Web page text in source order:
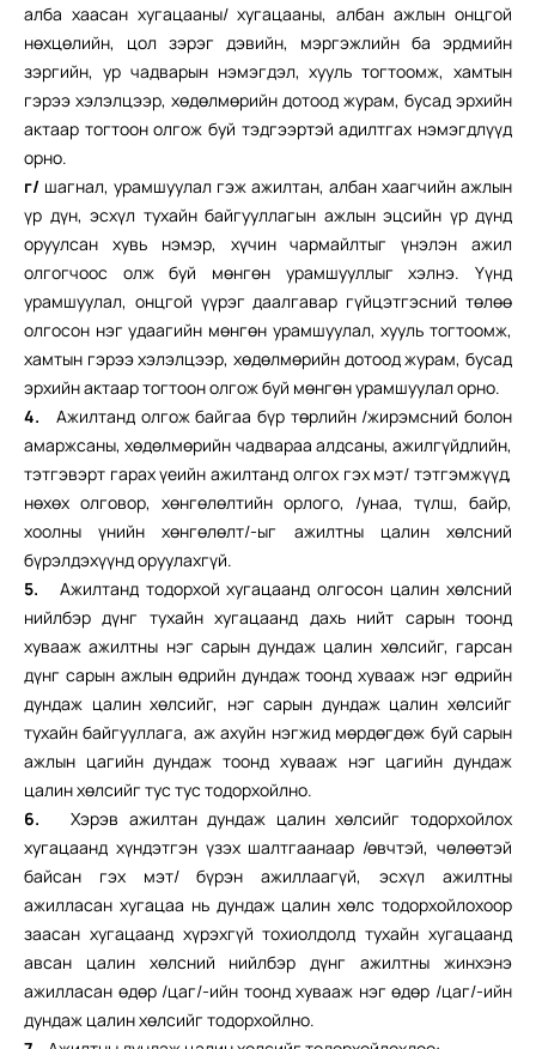
алба хаасан хугацааны/ хугацааны, албан ажлын онцгой
нөхцөлийн, цол зэрэг дэвийн, мэргэжлийн ба эрдмийн
зэргийн, ур чадварын нэмэгдэл, хууль тогтоомж, хамтын
гэрээ хэлэлцээр, хөдөлмөрийн дотоод журам, бусад эрхийн
актаар тогтоон олгож буй тэдгээртэй адилтгах нэмэгдлүүд
орно.
г/ шагнал, урамшуулал гэж ажилтан, албан хаагчийн ажлын
үр дүн, эсхүл тухайн байгууллагын ажлын эцсийн үр дүнд
оруулсан хувь нэмэр, хүчин чармайлтыг үнэлэн ажил
олгогчоос олж буй мөнгөн урамшууллыг хэлнэ. Үүнд
урамшуулал, онцгой үүрэг даалгавар гүйцэтгэсний төлөө
олгосон нэг удаагийн мөнгөн урамшуулал, хууль тогтоомж,
хамтын гэрээ хэлэлцээр, хөдөлмөрийн дотоод журам, бусад
эрхийн актаар тогтоон олгож буй мөнгөн урамшуулал орно.
4. Ажилтанд олгож байгаа бүр төрлийн /жирэмсний болон
амаржсаны, хөдөлмөрийн чадвараа алдсаны, ажилгүйдлийн,
тэтгэвэрт гарах үеийн ажилтанд олгох гэх мэт/ тэтгэмжүүд,
нөхөх олговор, хөнгөлөлтийн орлого, /унаа, түлш, байр,
хоолны үнийн хөнгөлөлт/-ыг ажилтны цалин хөлсний
бүрэлдэхүүнд оруулахгүй.
5. Ажилтанд тодорхой хугацаанд олгосон цалин хөлсний
нийлбэр дүнг тухайн хугацаанд дахь нийт сарын тоонд
хувааж ажилтны нэг сарын дундаж цалин хөлсийг, гарсан
дүнг сарын ажлын өдрийн дундаж тоонд хувааж нэг өдрийн
дундаж цалин хөлсийг, нэг сарын дундаж цалин хөлсийг
тухайн байгууллага, аж ахуйн нэгжид мөрдөгдөж буй сарын
ажлын цагийн дундаж тоонд хувааж нэг цагийн дундаж
цалин хөлсийг тус тус тодорхойлно.
6.
Хэрэв ажилтан дундаж цалин хөлсийг тодорхойлох
хугацаанд хүндэтгэн үзэх шалтгаанаар /өвчтэй, чөлөөтэй
байсан гэх мэт/ бүрэн ажиллаагүй, эсхүл ажилтны
ажилласан хугацаа нь дундаж цалин хөлс тодорхойлохоор
заасан хугацаанд хүрэхгүй тохиолдолд тухайн хугацаанд
авсан цалин хөлсний нийлбэр дүнг ажилтны жинхэнэ
ажилласан өдөр /цаг/-ийн тоонд хувааж нэг өдөр /цаг/-ийн
дундаж цалин хөлсийг тодорхойлно.